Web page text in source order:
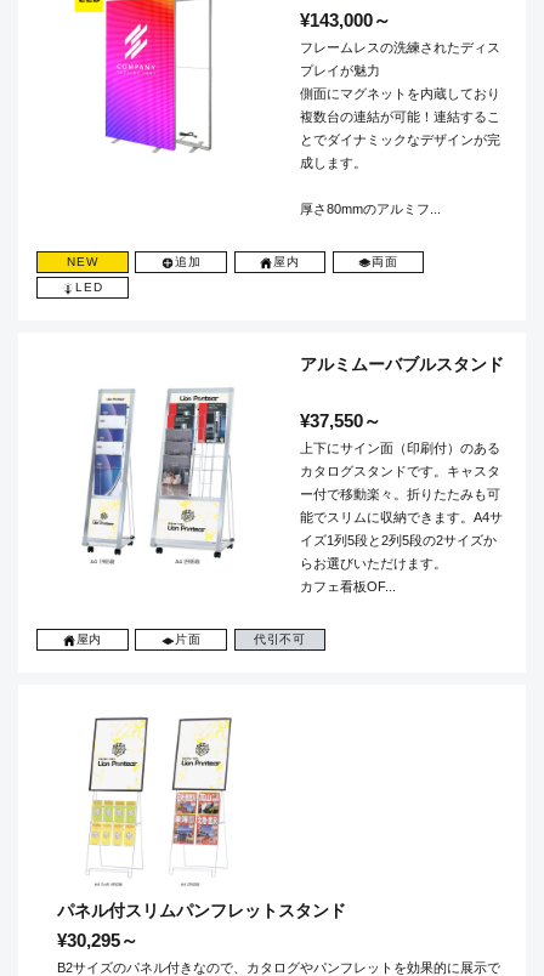
¥143,000～
フレームレスの洗練されたディス
プレイが魅力
側面にマグネットを内蔵しており
複数台の連結が可能！連結するこ
とでダイナミックなデザインが完
成します。
厚さ80mmのアルミフ...
NEW 追加 屋内
両面
LED
アルミムーバブルスタンド
¥37,550～
上下にサイン面（印刷付）のある
カタログスタンドです。キャスタ
ー付で移動楽々。折りたたみも可
能でスリムに収納できます。A4サ
イズ1列5段と2列5段の2サイズか
らお選びいただけます。
カフェ看板OF...
屋内 片面 代引不可
パネル付スリムパンフレットスタンド
¥30,295～
B2サイズのパネル付きなので、カタログやパンフレットを効果的に展示で